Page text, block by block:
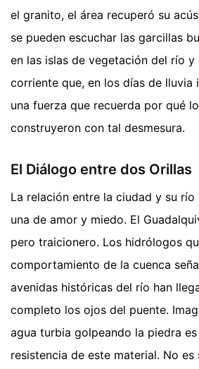
el granito, el área recuperó su
se pueden escuchar las garcillas
en las islas de vegetación del río y
corriente que, en los días de lluvia
una fuerza que recuerda por qué
construyeron con tal desmesura.
El Diálogo entre dos Orillas
La relación entre la ciudad y su río
una de amor y miedo. El
pero traicionero. Los hidrólogos
comportamiento de la cuenca
avenidas históricas del río han
completo los ojos del puente.
agua turbia golpeando la piedra
resistencia de este material. No